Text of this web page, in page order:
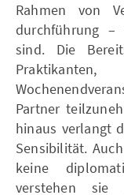
Rahmen von
durchführung –
sind. Die
Partner
hinaus verlangt
Sensibilität.
keine
verstehen